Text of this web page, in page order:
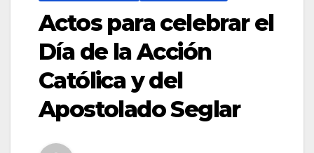
Actos para celebrar el
Día de la Acción
Católica y del
Apostolado Seglar